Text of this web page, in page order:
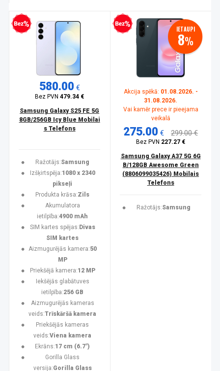
kredīts
580.00 €
Bez PVN479.34 €
Samsung Galaxy S25 FE 5G
8GB/256GB Icy Blue Mobilai
s Telefons
Ražotājs:Samsung
Izšķirtspēja:1080 x 2340
pikseļi
Produkta krāsa:Zils
Akumulatora
ietilpība:4900 mAh
SIM kartes spējas: Divas
SIM kartes
Aizmugurējās kamera:50
MP
Priekšējā kamera:12 MP
Iekšējās glabātuves
ietilpība:256 GB
Aizmugurējās kameras
veids:Trīskāršā kamera
Priekšējās kameras
veids:Viena kamera
Ekrāns:17 cm (6.7")
Gorilla Glass
versija:Gorilla Glass
Bezprocentu kredīts IETAUPI
8%
Akcija spēkā: 01.08.2026. -
31.08.2026.
Vai kamēr prece ir pieejama
veikalā
275.00 € 299.00 €
Bez PVN 227.27 €
Samsung Galaxy A37 5G 6G
B/128GB Awesome Green
(8806099035426) Mobilais
Telefons
Ražotājs:Samsung